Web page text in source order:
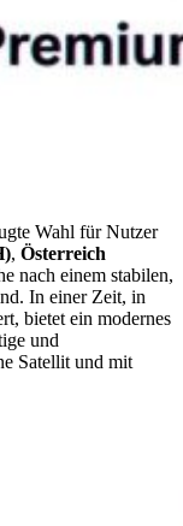
Wahl für Nutzer
, Österreich
nach einem stabilen,
In einer Zeit, in
bietet ein modernes
und
Satellit und mit